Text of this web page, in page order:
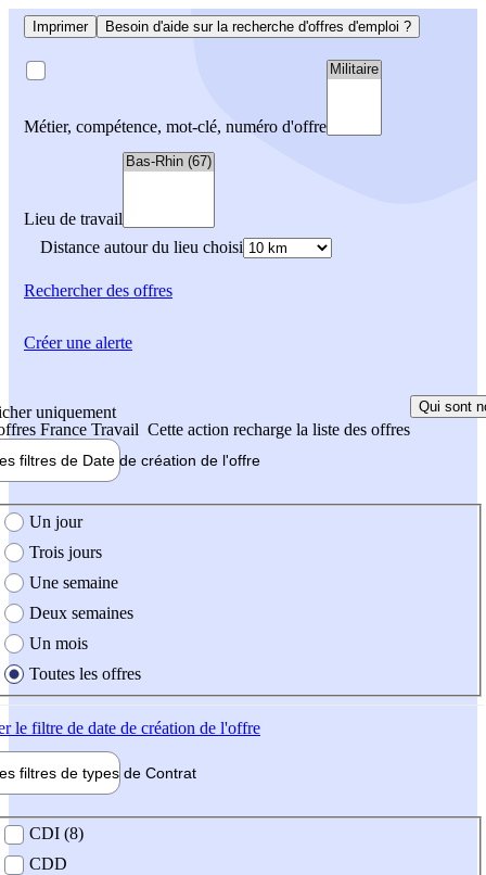
Imprimer Besoin d'aide sur la recherche d'offres d'emploi ?
Métier, compétence, mot-clé, numéro d'offre
Lieu de travail
Distance autour du lieu choisi
Rechercherdes offres
uniquement
France Travail Cette action recharge la liste des offres
Qui sont
filtres de Date de création de l'offre
création de l'offre
Un jour
Trois jours
Une semaine
Deux semaines
Un mois
Toutes les offres
le filtre de date de création de l'offre
filtres de types de Contrat
contrat
CDI (8)
CDD
Créer une alerte